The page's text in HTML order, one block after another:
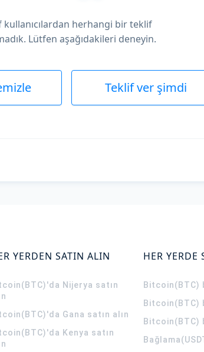
kullanıcılardan herhangi bir teklif
Lütfen aşağıdakileri deneyin.
Teklif ver şimdi
YERDEN SATIN ALIN
Nijerya satın
Gana satın alın
Kenya satın
HER YERDE
Bitcoin(BTC)
Bitcoin(BTC)
Bitcoin(BTC)